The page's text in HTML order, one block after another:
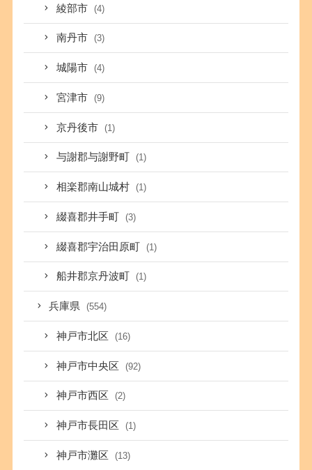
綾部市 (4)
南丹市 (3)
城陽市 (4)
宮津市 (9)
京丹後市 (1)
与謝郡与謝野町 (1)
相楽郡南山城村 (1)
綴喜郡井手町 (3)
綴喜郡宇治田原町 (1)
船井郡京丹波町 (1)
兵庫県 (554)
神戸市北区 (16)
神戸市中央区 (92)
神戸市西区 (2)
神戸市長田区 (1)
神戸市灘区 (13)